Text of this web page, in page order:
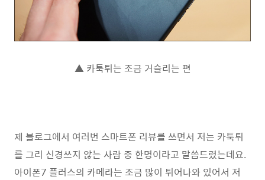
▲ 카툭튀는 조금 거슬리는 편
제 블로그에서 여러번 스마트폰 리뷰를 쓰면서 저는 카툭튀
를 그리 신경쓰지 않는 사람 중 한명이라고 말씀드렸는데요.
아이폰7 플러스의 카메라는 조금 많이 튀어나와 있어서 저